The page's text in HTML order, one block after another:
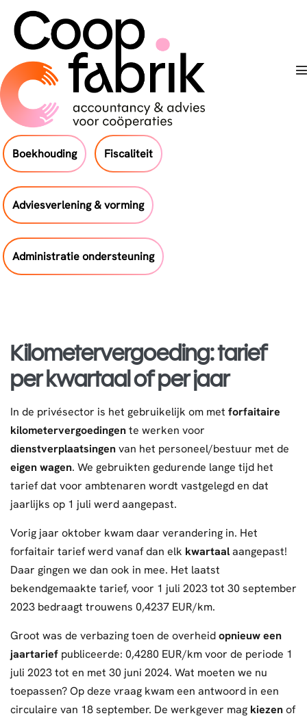
content
Boekhouding Fiscaliteit
Adviesverlening & vorming
Administratie ondersteuning
Kilometervergoeding: tarief
per kwartaal of per jaar
In de privésector is het gebruikelijk om met forfaitaire
kilometervergoedingente werken voor
dienstverplaatsingenvan het personeel/bestuur met de
eigen wagen. We gebruikten gedurende lange tijd het
tarief dat voor ambtenaren wordt vastgelegd en dat
jaarlijks op 1 juli werd aangepast.
Vorig jaar oktober kwam daar verandering in. Het
forfaitair tarief werd vanaf dan elk kwartaalaangepast!
Daar gingen we dan ook in mee. Het laatst
bekendgemaakte tarief, voor 1 juli 2023 tot 30 september
2023 bedraagt trouwens 0,4237 EUR/km.
Groot was de verbazing toen de overheidopnieuw een
jaartarief publiceerde: 0,4280 EUR/km voor de periode 1
juli 2023 tot en met 30 juni 2024. Wat moeten we nu
toepassen? Op deze vraag kwam een antwoord in een
circulaire van 18 september. De werkgever mag kiezenof